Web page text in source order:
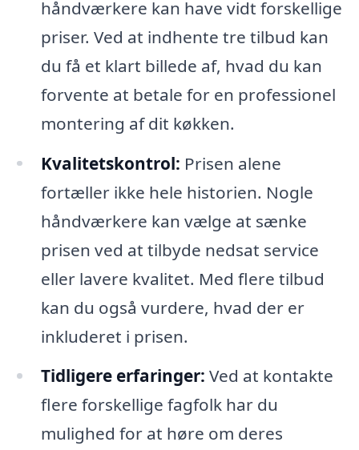
håndværkere kan have vidt forskellige
priser. Ved at indhente tre tilbud kan
du få et klart billede af, hvad du kan
forvente at betale for en professionel
montering af dit køkken.
Kvalitetskontrol: Prisen alene
fortæller ikke hele historien. Nogle
håndværkere kan vælge at sænke
prisen ved at tilbyde nedsat service
eller lavere kvalitet. Med flere tilbud
kan du også vurdere, hvad der er
inkluderet i prisen.
Tidligere erfaringer: Ved at kontakte
flere forskellige fagfolk har du
mulighed for at høre om deres